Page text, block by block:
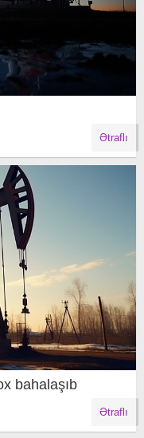
Ətraflı
bahalaşıb
Ətraflı